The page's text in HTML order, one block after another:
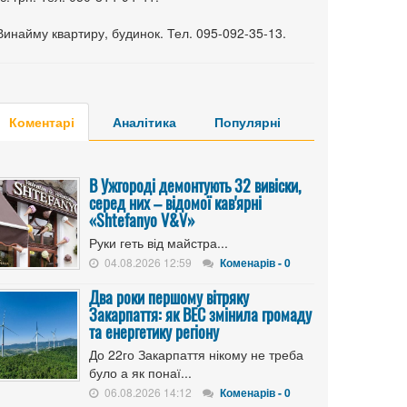
квартиру, будинок. Тел. 095-092-35-13.
Коментарі Аналітика Популярні
В Ужгороді демонтують 32 вивіски,
серед них – відомої кав'ярні
«Shtefanyo V&V»
Руки геть від майстра...
04.08.2026 12:59 Коменарів - 0
Два роки першому вітряку
Закарпаття: як ВЕС змінила громаду
та енергетику регіону
До 22го Закарпаття нікому не треба
було а як понаї...
06.08.2026 14:12 Коменарів - 0